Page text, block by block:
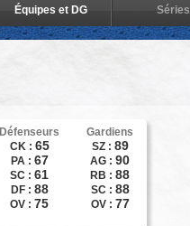
Équipes et DG Séries
Défenseurs
CK : 65
PA : 67
SC : 61
DF : 88
OV : 75
Gardiens
SZ : 89
AG : 90
RB : 88
SC : 88
OV : 77